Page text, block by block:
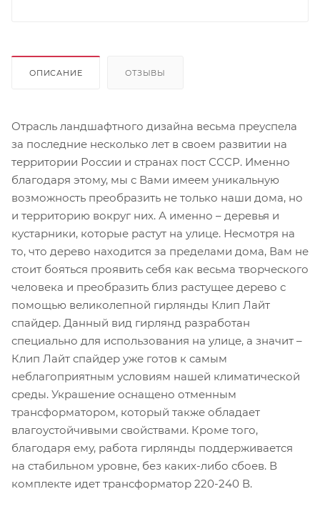
ОПИСАНИЕ ОТЗЫВЫ
Отрасль ландшафтного дизайна весьма преуспела
за последние несколько лет в своем развитии на
территории России и странах пост СССР. Именно
благодаря этому, мы с Вами имеем уникальную
возможность преобразить не только наши дома, но
и территорию вокруг них. А именно – деревья и
кустарники, которые растут на улице. Несмотря на
то, что дерево находится за пределами дома, Вам не
стоит бояться проявить себя как весьма творческого
человека и преобразить близ растущее дерево с
помощью великолепной гирлянды Клип Лайт
спайдер. Данный вид гирлянд разработан
специально для использования на улице, а значит –
Клип Лайт спайдер уже готов к самым
неблагоприятным условиям нашей климатической
среды. Украшение оснащено отменным
трансформатором, который также обладает
влагоустойчивыми свойствами. Кроме того,
благодаря ему, работа гирлянды поддерживается
на стабильном уровне, без каких-либо сбоев. В
комплекте идет трансформатор 220-240 В.